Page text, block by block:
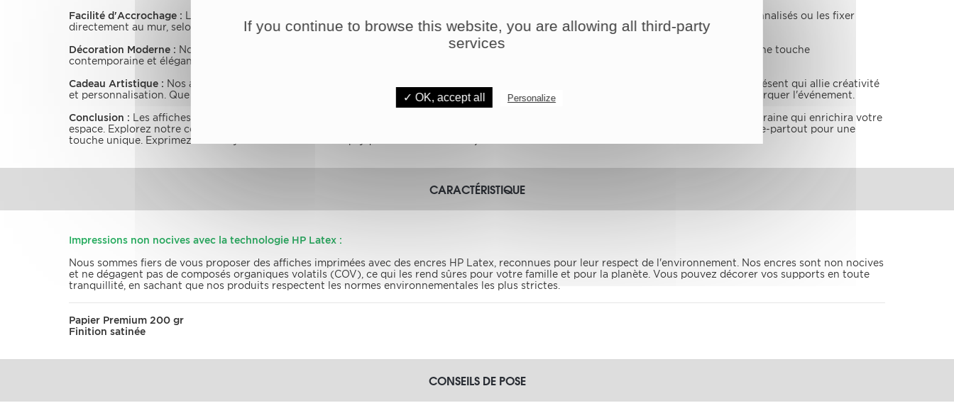
Facilité d'Accrochage : L'installation de nos triptyques est simple et flexible. Vous pouvez les encadrer, les suspendre dans des cadres personnalisés ou les fixer
directement au mur, selon votre préférence.
Décoration Moderne : Nos affiches triptyques modernes deviennent instantanément le point focal de n'importe quelle pièce. Elles ajoutent une touche
contemporaine et élégante à votre décoration intérieure, créant une atmosphère qui inspire et captive.
Cadeau Artistique : Nos affiches triptyques modernes font également d'excellents cadeaux pour les amateurs d'art et de design. Offrez un présent qui allie créativité
et personnalisation. Que ce soit pour une occasion spéciale ou simplement pour faire plaisir, ces triptyques sont une manière élégante de marquer l'événement.
Conclusion : Les affiches posters triptyques modernes sont une manière exceptionnelle de créer une œuvre d'art personnalisée et contemporaine qui enrichira votre
espace. Explorez notre collection pour découvrir des designs inspirants et personnalisez votre triptyque en choisissant parmi plusieurs passe-partout pour une
touche unique. Exprimez votre style avec nos affiches triptyques modernes dès aujourd'hui.
CARACTÉRISTIQUE
Impressions non nocives avec la technologie HP Latex :
Nous sommes fiers de vous proposer des affiches imprimées avec des encres HP Latex, reconnues pour leur respect de l'environnement. Nos encres sont non nocives
et ne dégagent pas de composés organiques volatils (COV), ce qui les rend sûres pour votre famille et pour la planète. Vous pouvez décorer vos supports en toute
tranquillité, en sachant que nos produits respectent les normes environnementales les plus strictes.
Papier Premium 200 gr
Finition satinée
CONSEILS DE POSE
If you continue to browse this website, you are allowing all third-party
services
✓ OK, accept all Personalize